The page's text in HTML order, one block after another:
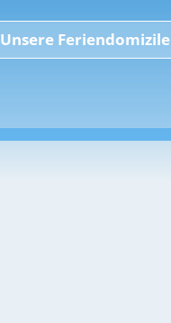
Unsere Feriendomizile